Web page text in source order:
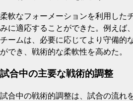
柔軟なフォーメーションを利用した
みに適応することができた。例えば
チームは、必要に応じてより守備的
ができ、戦術的な柔軟性を高めた。
試合中の主要な戦術的調整
試合中の戦術的調整は、試合の流れ